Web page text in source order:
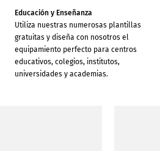
Educación y Enseñanza
Utiliza nuestras numerosas plantillas
gratuitas y diseña con nosotros el
equipamiento perfecto para centros
educativos, colegios, institutos,
universidades y academias.